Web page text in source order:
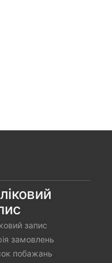
запис
замовлень
побажань